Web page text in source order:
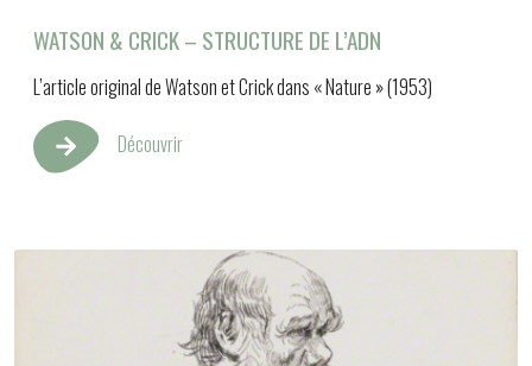
WATSON & CRICK – STRUCTURE DE L’ADN
L’article original de Watson et Crick dans « Nature » (1953)
Découvrir